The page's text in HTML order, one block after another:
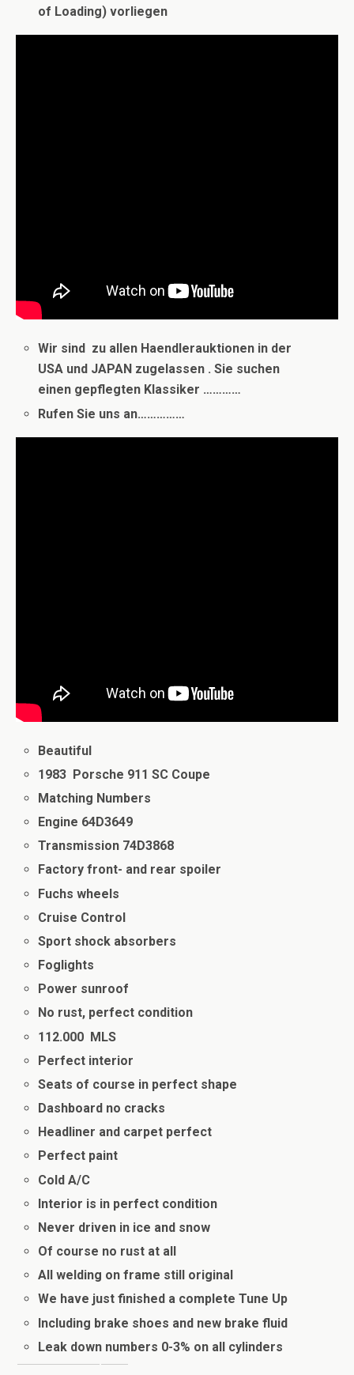
of Loading) vorliegen
Wir sind zu allen Haendlerauktionen in der
USA und JAPAN zugelassen . Sie suchen
einen gepflegten Klassiker …………
Rufen Sie uns an……………
Beautiful
1983 Porsche 911 SC Coupe
Matching Numbers
Engine 64D3649
Transmission 74D3868
Factory front- and rear spoiler
Fuchs wheels
Cruise Control
Sport shock absorbers
Foglights
Power sunroof
No rust, perfect condition
112.000 MLS
Perfect interior
Seats of course in perfect shape
Dashboard no cracks
Headliner and carpet perfect
Perfect paint
Cold A/C
Interior is in perfect condition
Never driven in ice and snow
Of course no rust at all
All welding on frame still original
We have just finished a complete Tune Up
Including brake shoes and new brake fluid
Leak down numbers 0-3% on all cylinders